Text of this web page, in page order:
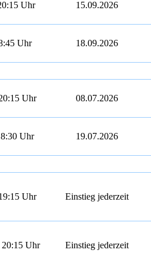
Uhr 15.09.2026
Uhr 18.09.2026
Uhr 08.07.2026
Uhr 19.07.2026
Uhr Einstieg jederzeit
20:15 Uhr Einstieg jederzeit